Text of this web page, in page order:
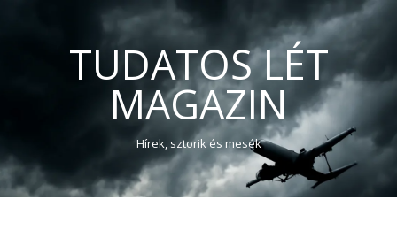
TUDATOS LÉT
MAGAZIN
Hírek, sztorik és mesék